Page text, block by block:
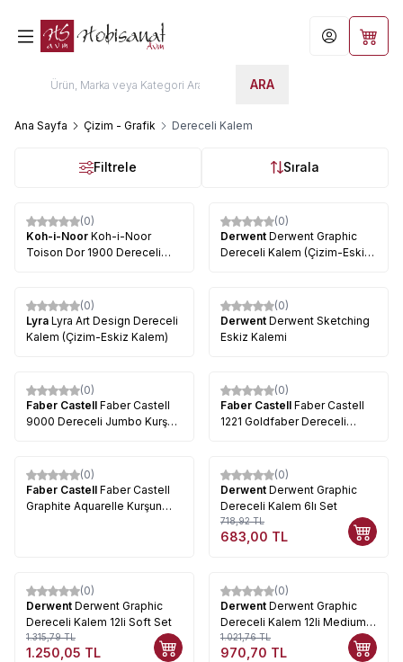
ARA
Hesabım
Ana Sayfa Çizim - Grafik Dereceli Kalem
Filtrele Sırala
%6
(0)
Koh-i-Noor Koh-i-Noor
Toison Dor 1900 Dereceli
(0)
Derwent Derwent Graphic
Dereceli Kalem (Çizim-Eskiz
%44
(0)
Lyra Lyra Art Design Dereceli
Kalem (Çizim-Eskiz Kalem)
(0)
Derwent Derwent Sketching
Eskiz Kalemi
(0)
Faber Castell Faber Castell
9000 Dereceli Jumbo Kurşun
(0)
Faber Castell Faber Castell
1221 Goldfaber Dereceli
(0)
Faber Castell Faber Castell
Graphite Aquarelle Kurşun
%5
(0)
Derwent Derwent Graphic
Dereceli Kalem 6lı Set
718,92TL
683,00 TL
%5
(0)
Derwent Derwent Graphic
Dereceli Kalem 12li Soft Set
1.315,79TL
1.250,05 TL
%5
(0)
Derwent Derwent Graphic
Dereceli Kalem 12li Medium
Set
1.021,76TL
970,70 TL